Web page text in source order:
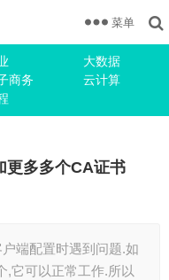
大数据
商务
云计算
菜单
更多多个CA证书
端配置时遇到问题.如
,它可以正常工作.所以